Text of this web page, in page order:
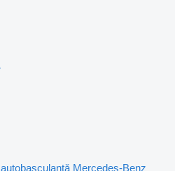
autobasculantă Mercedes-Benz